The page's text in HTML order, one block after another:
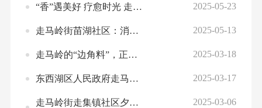
“香”遇美好 疗愈时光 走集镇社区开展芳香解压活动 2025-05-23
走马岭街苗湖社区：消防安全常抓不懈 实战演练警钟长鸣 2025-05-13
走马岭的“边角料”，正变身“金角银边” 2025-03-18
东西湖区人民政府走马岭街道办事处行政执法人员执法证遗失作废公告 2025-03-17
走马岭街走集镇社区夕阳红音乐班新季开班 2025-03-06